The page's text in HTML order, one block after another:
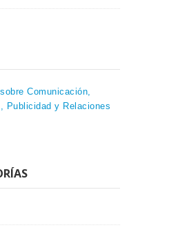
Comunicación,
Publicidad y Relaciones